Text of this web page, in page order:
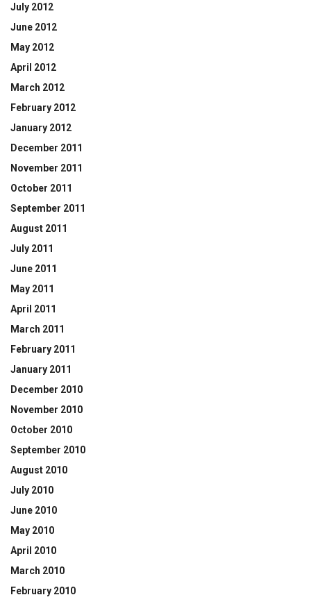
July 2012
June 2012
May 2012
April 2012
March 2012
February 2012
January 2012
December 2011
November 2011
October 2011
September 2011
August 2011
July 2011
June 2011
May 2011
April 2011
March 2011
February 2011
January 2011
December 2010
November 2010
October 2010
September 2010
August 2010
July 2010
June 2010
May 2010
April 2010
March 2010
February 2010